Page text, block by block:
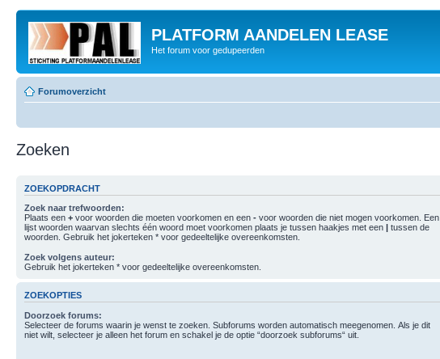
PLATFORM AANDELEN LEASE
Het forum voor gedupeerden
Forumoverzicht
Zoeken
ZOEKOPDRACHT
Zoek naar trefwoorden:
Plaats een + voor woorden die moeten voorkomen en een - voor woorden die niet mogen voorkomen. Een
lijst woorden waarvan slechts één woord moet voorkomen plaats je tussen haakjes met een | tussen de
woorden. Gebruik het jokerteken * voor gedeeltelijke overeenkomsten.
Zoek volgens auteur:
Gebruik het jokerteken * voor gedeeltelijke overeenkomsten.
ZOEKOPTIES
Doorzoek forums:
Selecteer de forums waarin je wenst te zoeken. Subforums worden automatisch meegenomen. Als je dit
niet wilt, selecteer je alleen het forum en schakel je de optie “doorzoek subforums“ uit.